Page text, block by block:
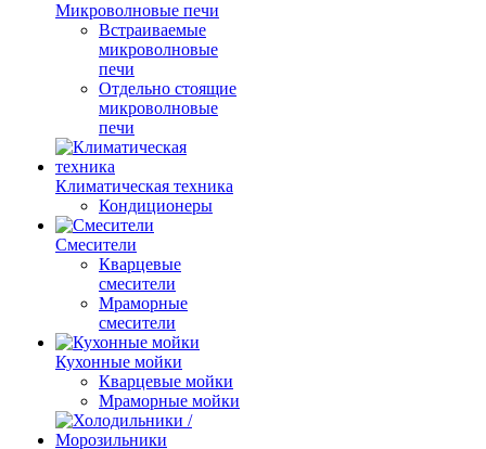
Микроволновые печи
Встраиваемые
микроволновые
печи
Отдельно стоящие
микроволновые
печи
Климатическая техника
Кондиционеры
Смесители
Кварцевые
смесители
Мраморные
смесители
Кухонные мойки
Кварцевые мойки
Мраморные мойки